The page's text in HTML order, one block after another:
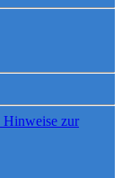
Hinweise zur